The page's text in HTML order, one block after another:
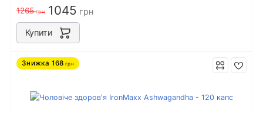
1265грн 1045 грн
Купити
Знижка 168 грн